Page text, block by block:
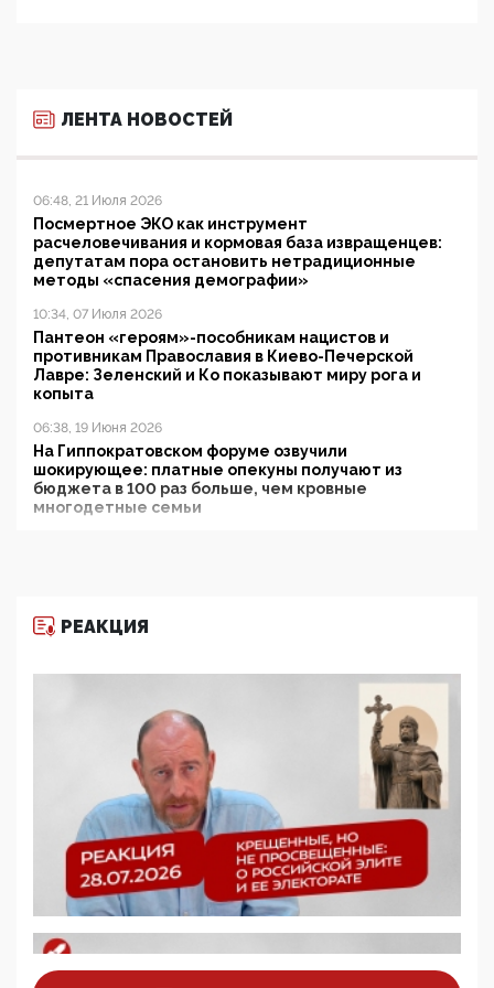
ЛЕНТА НОВОСТЕЙ
06:48, 21 Июля 2026
Посмертное ЭКО как инструмент
расчеловечивания и кормовая база извращенцев:
депутатам пора остановить нетрадиционные
методы «спасения демографии»
10:34, 07 Июля 2026
Пантеон «героям»-пособникам нацистов и
противникам Православия в Киево-Печерской
Лавре: Зеленский и Ко показывают миру рога и
копыта
06:38, 19 Июня 2026
На Гиппократовском форуме озвучили
шокирующее: платные опекуны получают из
бюджета в 100 раз больше, чем кровные
многодетные семьи
11:53, 09 Июня 2026
деятельность ИИТО ЮНЕСКО в России, но
цифроглобалисты продолжают определять
повестку в образовании
09:43, 01 Июня 2026
5G за счет здоровья граждан: Минцифры намерено
отобрать у регионов и муниципалитетов право
защищать жилые дома и социальные объекты от
05:58, 26 Мая 2026
Роскомнадзор освободили от борца с
деструктивным и опасным контентом
07:39, 25 Мая 2026
ценностей: «Новые люди» поднимают электорат
РЕАКЦИЯ